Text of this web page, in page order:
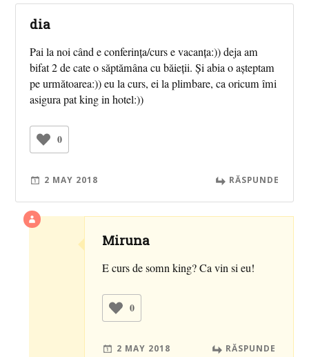
dia
Pai la noi când e conferința/curs e vacanța:)) deja am
bifat 2 de cate o săptămâna cu băieții. Și abia o așteptam
pe următoarea:)) eu la curs, ei la plimbare, ca oricum îmi
asigura pat king in hotel:))
0
2 MAY 2018 RĂSPUNDE
Miruna
E curs de somn king? Ca vin si eu!
0
2 MAY 2018 RĂSPUNDE